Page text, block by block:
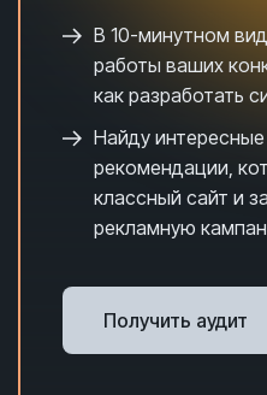
В 10-минутном
работы ваших
как разработать
Найду
рекомендации,
классный сайт и
рекламную
Получить аудит